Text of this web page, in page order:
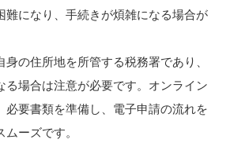
難になり、手続きが煩雑になる場合が
身の住所地を所管する税務署であり、
る場合は注意が必要です。オンライン
必要書類を準備し、電子申請の流れを
ーズです。